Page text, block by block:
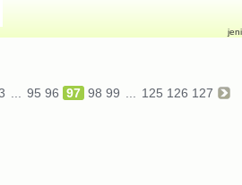
jeni
95 96 97 98 99 125 126 127